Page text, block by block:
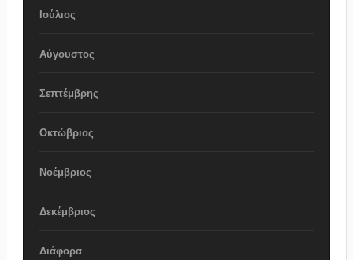
Ιούλιος
Αύγουστος
Σεπτέμβρης
Οκτώβριος
Νοέμβριος
Δεκέμβριος
Διάφορα